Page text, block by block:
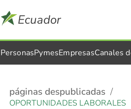
Ecuador
PersonasPymesEmpresasCanales
páginas despublicadas
OPORTUNIDADES LABORALES